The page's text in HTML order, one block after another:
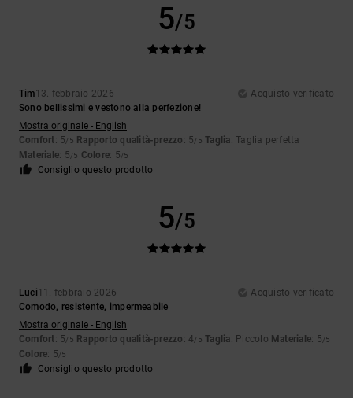
5/5
Tim13. febbraio 2026
Acquisto verificato
Sono bellissimi e vestono alla perfezione!
Mostra originale - English
Comfort: 5/5 Rapporto qualità-prezzo : 5/5 Taglia: Taglia perfetta
Materiale: 5/5 Colore: 5/5
Consiglio questo prodotto
5/5
Luci11. febbraio 2026
Acquisto verificato
Comodo, resistente, impermeabile
Mostra originale - English
Comfort: 5/5 Rapporto qualità-prezzo : 4/5 Taglia: Piccolo Materiale: 5/5
Colore: 5/5
Consiglio questo prodotto